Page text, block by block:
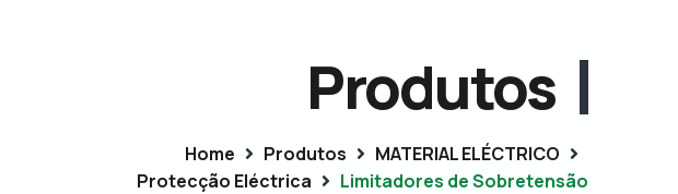
Produtos
Home Produtos
MATERIAL ELÉCTRICO
Protecção Eléctrica
Limitadores de Sobretensão